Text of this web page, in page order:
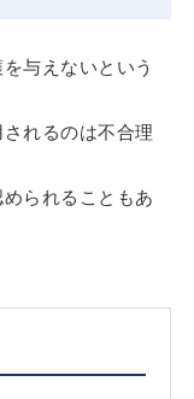
与えないという
れるのは不合理
られることもあ